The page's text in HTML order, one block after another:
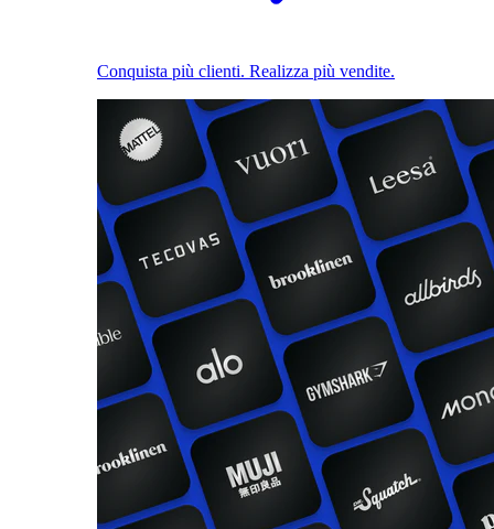
Conquista più clienti. Realizza più vendite.